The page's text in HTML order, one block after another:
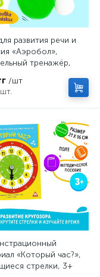
развития речи и
«Аэробол»,
тренажёр,
/шт
«Который час?»,
стрелки, 3+